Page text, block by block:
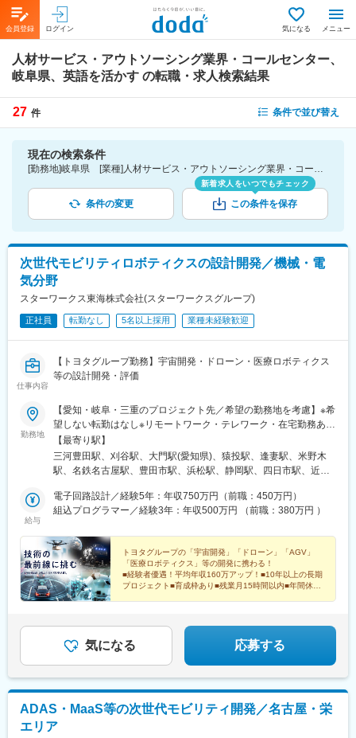
会員登録 ログイン 気になる メニュー
人材サービス・アウトソーシング業界・コールセンター、
岐阜県、英語を活かす の転職・求人検索結果
27 件 条件で並び替え
現在の検索条件
[勤務地]岐阜県 [業種]人材サービス・アウトソーシング業界・コールセンター [詳細条件](語学)英語を活かす
条件の変更
新着求人をいつでもチェック
この条件を保存
次世代モビリティロボティクスの設計開発／機械・電
気分野
スターワークス東海株式会社(スターワークスグループ)
正社員 転勤なし 5名以上採用 業種未経験歓迎
仕事内容
【トヨタグループ勤務】宇宙開発・ドローン・医療ロボティクス
等の設計開発・評価
勤務地
【愛知・岐阜・三重のプロジェクト先／希望の勤務地を考慮】※希
望しない転勤はなし※リモートワーク・テレワーク・在宅勤務あり
（派遣先による）※自動車通勤あり（派遣先による）＜勤務地例＞
■トヨタ自動車株式会社愛知県豊田市トヨタ町1番地■株式会社デ
ンソー愛知県刈谷市昭和町1-1■株式会社ジェイテクト愛知県岡崎
広瀬町川原田519番地 ■株式会社トヨタ自動織機愛知県刈谷市豊田
町2-1■株式会社ミライズテクノロジーズ愛知県日進市米野木町南
先は相談の上、決定いたします。＜愛知県＞大府、豊田、刈谷、
安城、岡崎、他＜岐阜県＞岐阜、大垣、多治見、他＜三重県＞四
日市、津、伊勢、他
【最寄り駅】
三河豊田駅、刈谷駅、大門駅(愛知県)、猿投駅、逢妻駅、米野木
駅、名鉄名古屋駅、豊田市駅、浜松駅、静岡駅、四日市駅、近鉄
駅、名古屋駅、新浜松駅、日吉町駅、近鉄四日市駅
給与
電子回路設計／経験5年：年収750万円（前職：450万円）
組込プログラマー／経験3年：年収500万円 （前職：380万円 ）
トヨタグループの「宇宙開発」「ドローン」「AGV」
「医療ロボティクス」等の開発に携わる！
■経験者優遇！平均年収160万アップ！■10年以上の長期
プロジェクト■育成枠あり■残業月15時間以内■年間休日
気になる 応募する
ADAS・MaaS等の次世代モビリティ開発／名古屋・栄
エリア